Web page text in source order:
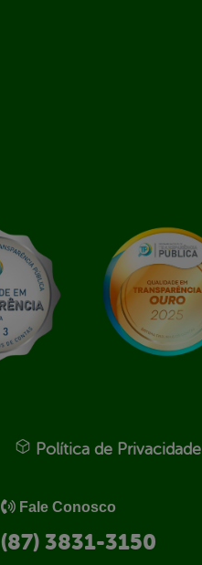
Política de Privacidade
Fale Conosco
(87) 3831-3150